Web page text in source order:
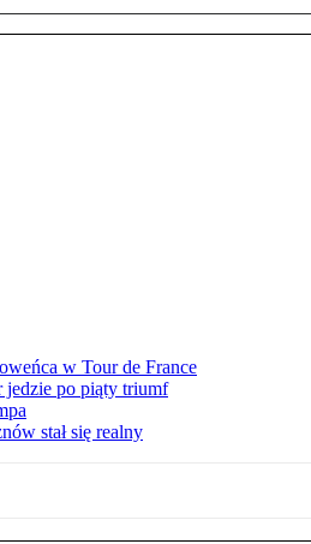
w Tour de France
jedzie po piąty triumf
stał się realny